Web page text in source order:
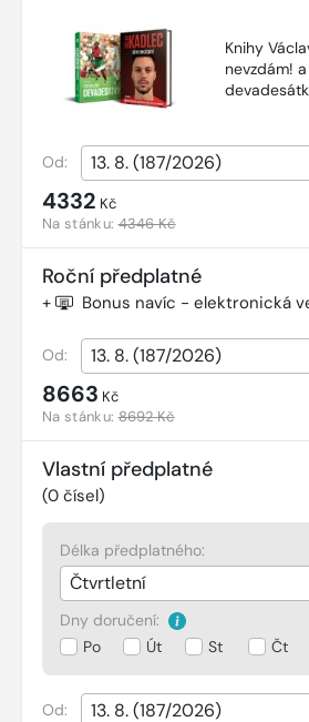
Knihy
nevzdám!
Od:
4332 Kč
Na stánku:4346 Kč
Roční předplatné
+ Bonus navíc - elektronická
Od:
8663 Kč
Na stánku:8692 Kč
Vlastní předplatné
(0 čísel)
Délka předplatného:
Dny doručení:
Po
Út St Čt
Od: